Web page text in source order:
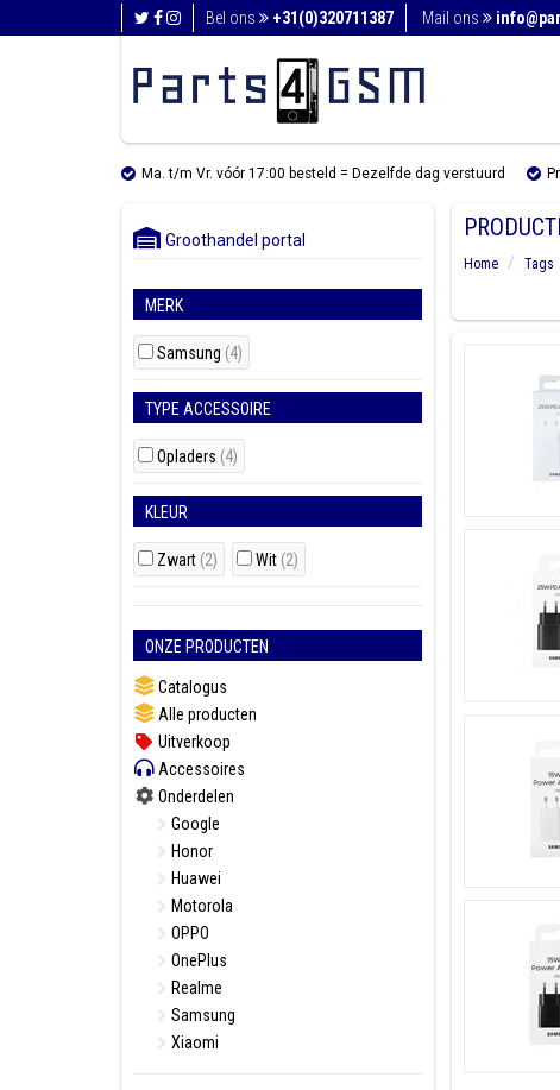
Bel ons +31(0)320711387 Mail ons
Ma. t/m Vr. vóór 17:00 besteld = Dezelfde dag verstuurd
Groothandel portal
MERK
Samsung (4)
TYPE ACCESSOIRE
Opladers (4)
KLEUR
Zwart (2) Wit (2)
ONZE PRODUCTEN
Catalogus
Alle producten
Uitverkoop
Accessoires
Onderdelen
Google
Honor
Huawei
Motorola
OPPO
OnePlus
Realme
Samsung
Xiaomi
Home Tags